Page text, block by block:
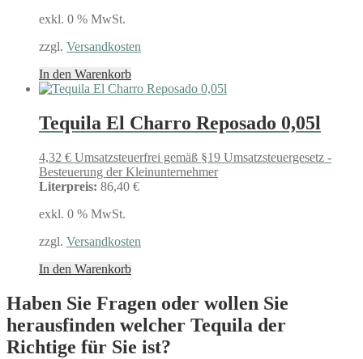
exkl. 0 % MwSt.
zzgl. Versandkosten
In den Warenkorb
Tequila El Charro Reposado 0,05l
4,32 € Umsatzsteuerfrei gemäß §19 Umsatzsteuergesetz -
Besteuerung der Kleinunternehmer
Literpreis: 86,40 €
exkl. 0 % MwSt.
zzgl. Versandkosten
In den Warenkorb
Haben Sie Fragen oder wollen Sie
herausfinden welcher Tequila der
Richtige für Sie ist?